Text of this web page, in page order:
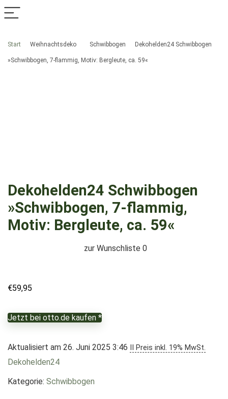
Start Weihnachtsdeko Schwibbogen Dekohelden24 Schwibbogen
»Schwibbogen, 7-flammig, Motiv: Bergleute, ca. 59«
Dekohelden24 Schwibbogen
»Schwibbogen, 7-flammig,
Motiv: Bergleute, ca. 59«
zur Wunschliste 0
€59,95
Jetzt bei otto.de kaufen *
Aktualisiert am 26. Juni 2025 3:46 II Preis inkl. 19% MwSt.
Dekohelden24
Kategorie: Schwibbogen